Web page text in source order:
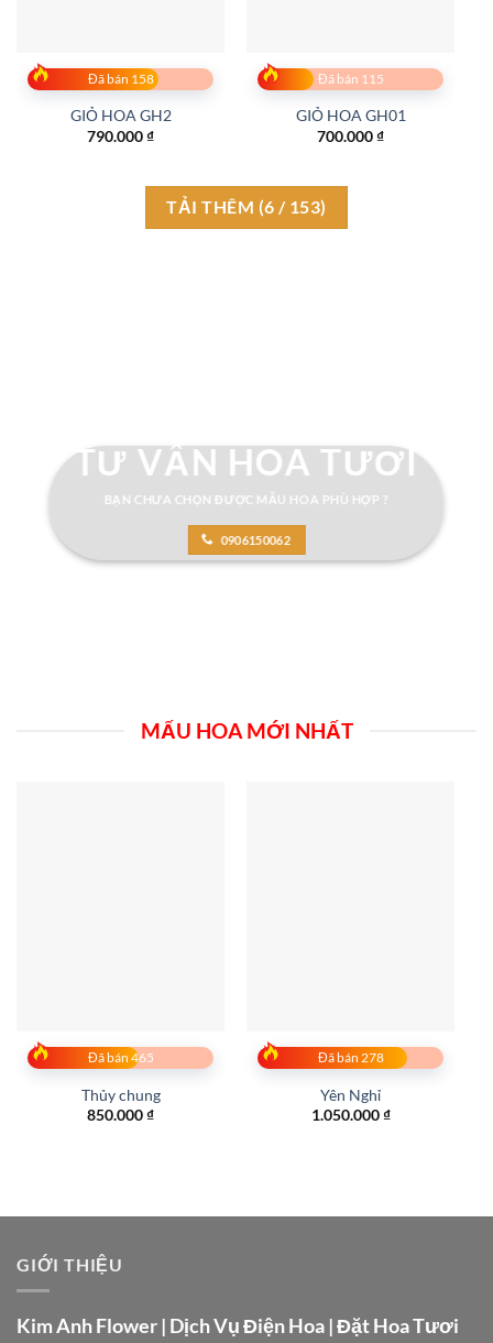
Đã bán 158
GIỎ HOA GH2
790.000₫
Đã bán 115
GIỎ HOA GH01
700.000₫
TẢI THÊM (6 / 153)
TƯ VẤN HOA TƯƠI
BẠN CHƯA CHỌN ĐƯỢC MẪU HOA PHÙ HỢP ?
0906150062
MẤU HOA MỚI NHẤT
Đã bán 465
Thủy chung
850.000₫
Đã bán 278
Yên Nghỉ
1.050.000₫
GIỚI THIỆU
Kim Anh Flower | Dịch Vụ Điện Hoa | Đặt Hoa Tươi